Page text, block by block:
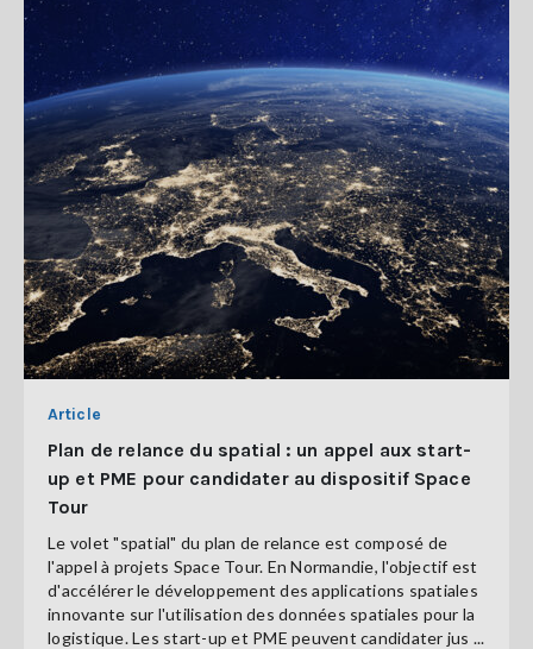
Article
Plan de relance du spatial : un appel aux start-
up et PME pour candidater au dispositif Space
Tour
Le volet "spatial" du plan de relance est composé de
l'appel à projets Space Tour. En Normandie, l'objectif est
d'accélérer le développement des applications spatiales
innovante sur l'utilisation des données spatiales pour la
logistique. Les start-up et PME peuvent candidater jus ...